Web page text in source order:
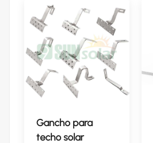
Gancho para
techo solar